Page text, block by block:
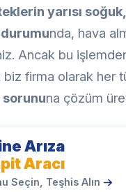
yarısı soğuk,
durumunda, hava
Ancak bu
biz firma olarak her
sorununa çözüm
Arıza
Aracı
Seçin, Teşhis Alın